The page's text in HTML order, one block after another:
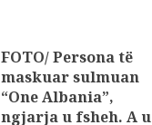
FOTO/ Persona të
maskuar sulmuan
“One Albania”,
ngjarja u fsheh. A u